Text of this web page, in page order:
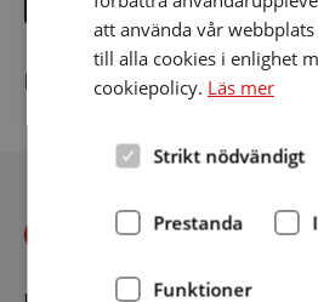
Inga teleslingor hittades
att använda vår
till alla cookies i enlighet
cookiepolicy. Läs mer
Strikt nödvändigt
Prestanda
Funktioner